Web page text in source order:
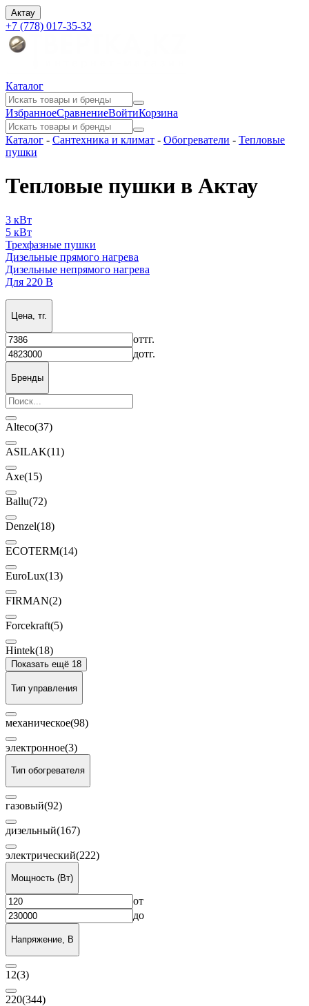
Актау
+7 (778) 017-35-32
Каталог
ИзбранноеСравнениеВойтиКорзина
Каталог - Сантехника и климат - Обогреватели - Тепловые
пушки
Тепловые пушки в Актау
3 кВт
5 кВт
Трехфазные пушки
Дизельные прямого нагрева
Дизельные непрямого нагрева
Для 220 В
Цена, тг.
оттг.
дотг.
Бренды
Alteco(37)
ASILAK(11)
Axe(15)
Ballu(72)
Denzel(18)
ECOTERM(14)
EuroLux(13)
FIRMAN(2)
Forcekraft(5)
Hintek(18)
Показать ещё 18
Тип управления
механическое(98)
электронное(3)
Тип обогревателя
газовый(92)
дизельный(167)
электрический(222)
Мощность (Вт)
от
до
Напряжение, В
12(3)
220(344)